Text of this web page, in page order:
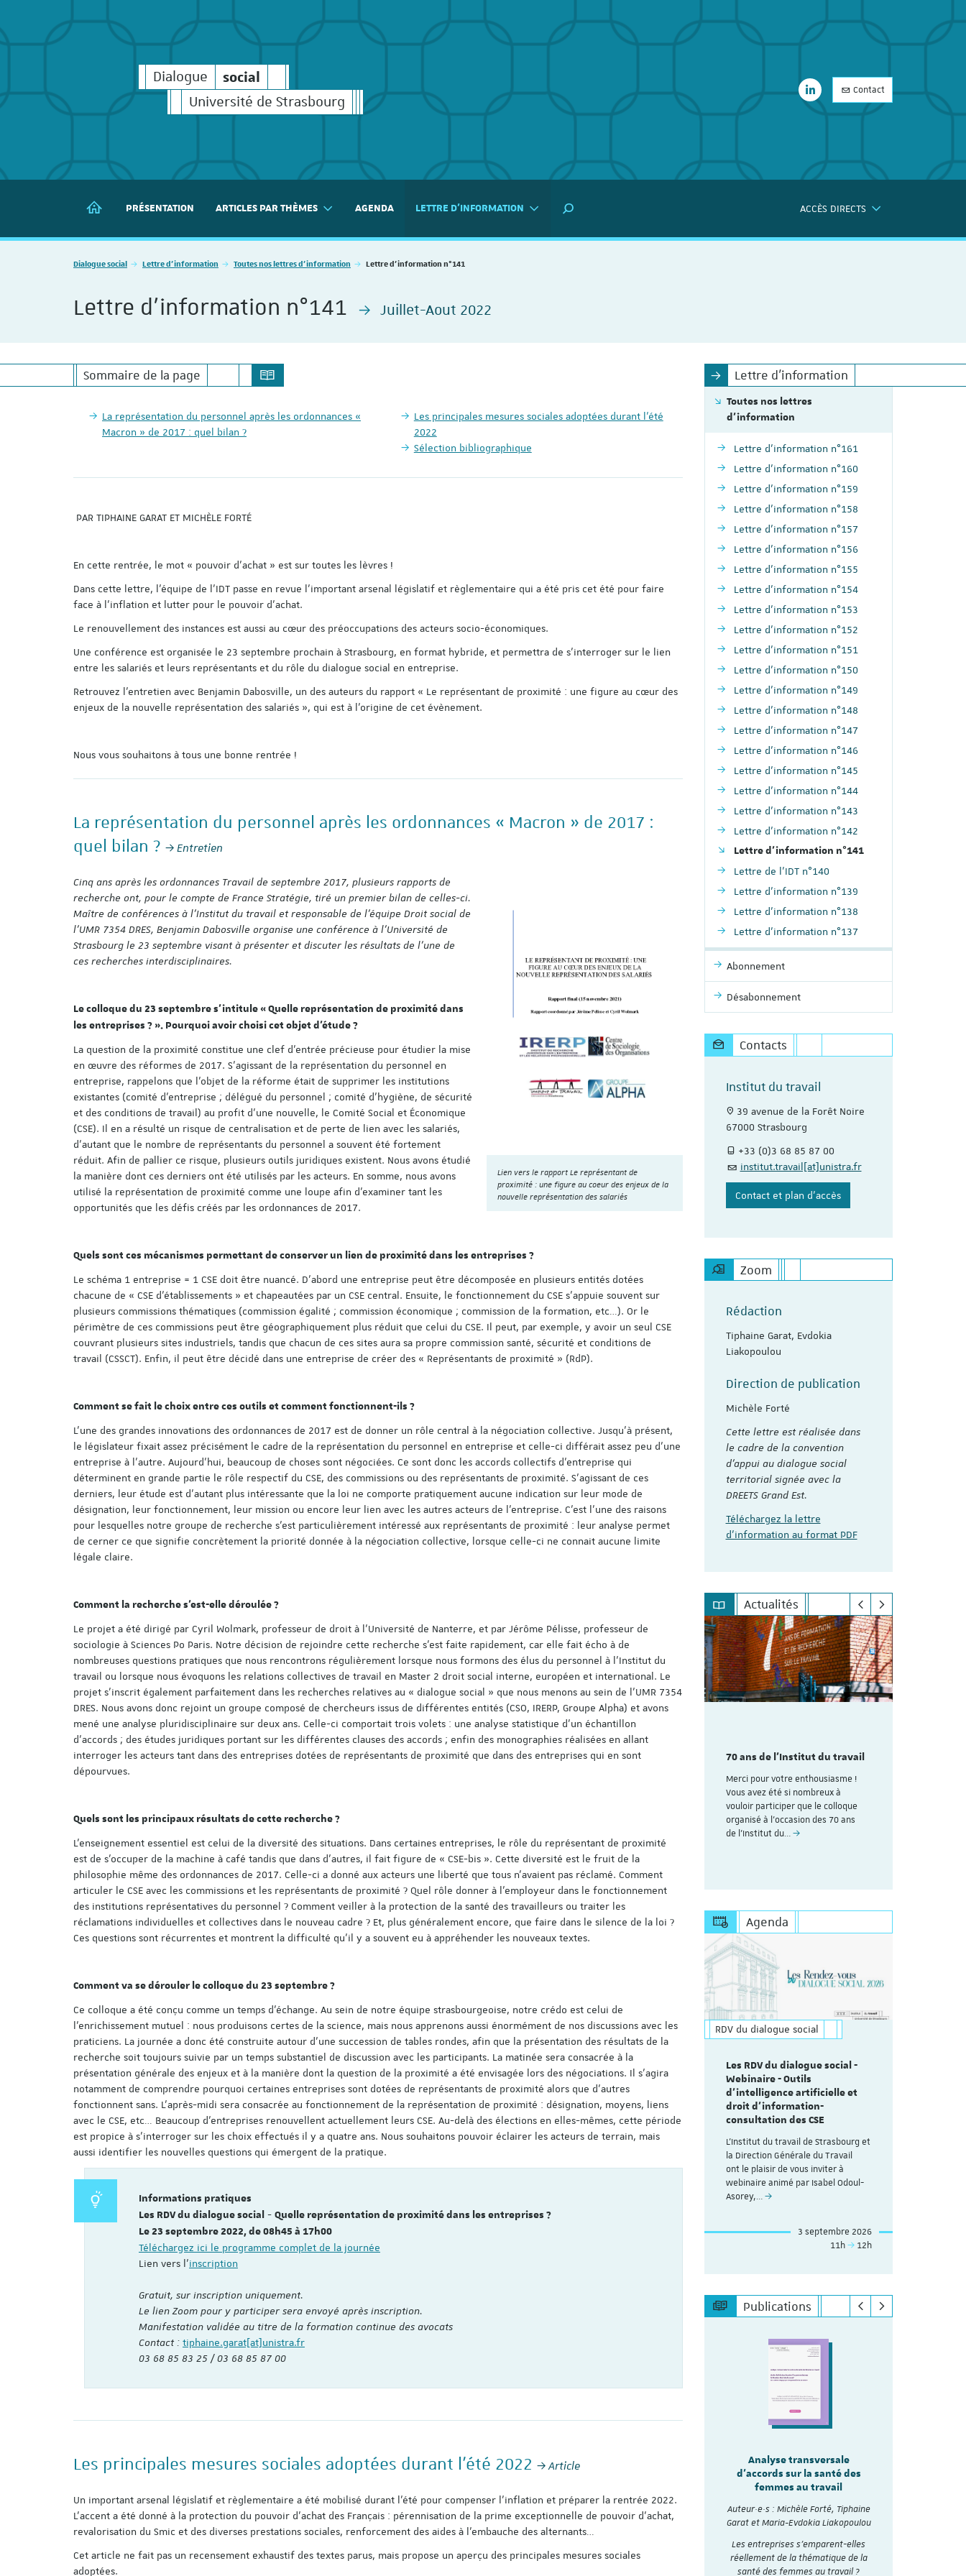
Dialogue social
social
Université de Strasbourg LinkedIn
Contact
DIALOGUE SOCIAL
PRÉSENTATION ARTICLES PAR THÈMES AGENDA LETTRE D'INFORMATION
MOTEUR DE RECHERCHE
ACCÈS DIRECTS
Dialogue social LinkedIn
Vous êtes ici :
Dialogue social Lettre d'information Toutes nos lettres d'information Lettre d'information n°141
Lettre d'information n°141 Juillet-Aout 2022
Sommaire de la page
La représentation du personnel après les ordonnances «
Macron » de 2017 : quel bilan ?
Les principales mesures sociales adoptées durant l’été
2022
Sélection bibliographique
PAR TIPHAINE GARAT ET MICHÈLE FORTÉ
En cette rentrée, le mot « pouvoir d’achat » est sur toutes les lèvres !
Dans cette lettre, l’équipe de l’IDT passe en revue l’important arsenal législatif et règlementaire qui a été pris cet été pour faire
face à l’inflation et lutter pour le pouvoir d’achat.
Le renouvellement des instances est aussi au cœur des préoccupations des acteurs socio-économiques.
Une conférence est organisée le 23 septembre prochain à Strasbourg, en format hybride, et permettra de s’interroger sur le lien
entre les salariés et leurs représentants et du rôle du dialogue social en entreprise.
Retrouvez l’entretien avec Benjamin Dabosville, un des auteurs du rapport « Le représentant de proximité : une figure au cœur des
enjeux de la nouvelle représentation des salariés », qui est à l’origine de cet évènement.
Nous vous souhaitons à tous une bonne rentrée !
La représentation du personnel après les ordonnances « Macron » de 2017 :
quel bilan ?
Entretien
Lien vers le rapport Le représentant de
proximité : une figure au coeur des enjeux de la
nouvelle représentation des salariés
Cinq ans après les ordonnances Travail de septembre 2017, plusieurs rapports de
recherche ont, pour le compte de France Stratégie, tiré un premier bilan de celles-ci.
Maître de conférences à l’Institut du travail et responsable de l’équipe Droit social de
l’UMR 7354 DRES, Benjamin Dabosville organise une conférence à l’Université de
Strasbourg le 23 septembre visant à présenter et discuter les résultats de l’une de
ces recherches interdisciplinaires.
Le colloque du 23 septembre s’intitule « Quelle représentation de proximité dans
les entreprises ? ». Pourquoi avoir choisi cet objet d’étude ?
La question de la proximité constitue une clef d’entrée précieuse pour étudier la mise
en œuvre des réformes de 2017. S’agissant de la représentation du personnel en
entreprise, rappelons que l’objet de la réforme était de supprimer les institutions
existantes (comité d’entreprise ; délégué du personnel ; comité d’hygiène, de sécurité
et des conditions de travail) au profit d’une nouvelle, le Comité Social et Économique
(CSE). Il en a résulté un risque de centralisation et de perte de lien avec les salariés,
d’autant que le nombre de représentants du personnel a souvent été fortement
réduit. Afin de pallier ce risque, plusieurs outils juridiques existent. Nous avons étudié
la manière dont ces derniers ont été utilisés par les acteurs. En somme, nous avons
utilisé la représentation de proximité comme une loupe afin d’examiner tant les
opportunités que les défis créés par les ordonnances de 2017.
Quels sont ces mécanismes permettant de conserver un lien de proximité dans les entreprises ?
Le schéma 1 entreprise = 1 CSE doit être nuancé. D’abord une entreprise peut être décomposée en plusieurs entités dotées
chacune de « CSE d’établissements » et chapeautées par un CSE central. Ensuite, le fonctionnement du CSE s’appuie souvent sur
plusieurs commissions thématiques (commission égalité ; commission économique ; commission de la formation, etc…). Or le
périmètre de ces commissions peut être géographiquement plus réduit que celui du CSE. Il peut, par exemple, y avoir un seul CSE
couvrant plusieurs sites industriels, tandis que chacun de ces sites aura sa propre commission santé, sécurité et conditions de
travail (CSSCT). Enfin, il peut être décidé dans une entreprise de créer des « Représentants de proximité » (RdP).
Comment se fait le choix entre ces outils et comment fonctionnent-ils ?
L’une des grandes innovations des ordonnances de 2017 est de donner un rôle central à la négociation collective. Jusqu’à présent,
le législateur fixait assez précisément le cadre de la représentation du personnel en entreprise et celle-ci différait assez peu d’une
entreprise à l’autre. Aujourd’hui, beaucoup de choses sont négociées. Ce sont donc les accords collectifs d’entreprise qui
déterminent en grande partie le rôle respectif du CSE, des commissions ou des représentants de proximité. S’agissant de ces
derniers, leur étude est d’autant plus intéressante que la loi ne comporte pratiquement aucune indication sur leur mode de
désignation, leur fonctionnement, leur mission ou encore leur lien avec les autres acteurs de l’entreprise. C’est l’une des raisons
pour lesquelles notre groupe de recherche s’est particulièrement intéressé aux représentants de proximité : leur analyse permet
de cerner ce que signifie concrètement la priorité donnée à la négociation collective, lorsque celle-ci ne connait aucune limite
légale claire.
Comment la recherche s’est-elle déroulée ?
Le projet a été dirigé par Cyril Wolmark, professeur de droit à l’Université de Nanterre, et par Jérôme Pélisse, professeur de
sociologie à Sciences Po Paris. Notre décision de rejoindre cette recherche s’est faite rapidement, car elle fait écho à de
nombreuses questions pratiques que nous rencontrons régulièrement lorsque nous formons des élus du personnel à l’Institut du
travail ou lorsque nous évoquons les relations collectives de travail en Master 2 droit social interne, européen et international. Le
projet s’inscrit également parfaitement dans les recherches relatives au « dialogue social » que nous menons au sein de l’UMR 7354
DRES. Nous avons donc rejoint un groupe composé de chercheurs issus de différentes entités (CSO, IRERP, Groupe Alpha) et avons
mené une analyse pluridisciplinaire sur deux ans. Celle-ci comportait trois volets : une analyse statistique d’un échantillon
d’accords ; des études juridiques portant sur les différentes clauses des accords ; enfin des monographies réalisées en allant
interroger les acteurs tant dans des entreprises dotées de représentants de proximité que dans des entreprises qui en sont
dépourvues.
Quels sont les principaux résultats de cette recherche ?
L’enseignement essentiel est celui de la diversité des situations. Dans certaines entreprises, le rôle du représentant de proximité
est de s’occuper de la machine à café tandis que dans d’autres, il fait figure de « CSE-bis ». Cette diversité est le fruit de la
philosophie même des ordonnances de 2017. Celle-ci a donné aux acteurs une liberté que tous n’avaient pas réclamé. Comment
articuler le CSE avec les commissions et les représentants de proximité ? Quel rôle donner à l’employeur dans le fonctionnement
des institutions représentatives du personnel ? Comment veiller à la protection de la santé des travailleurs ou traiter les
réclamations individuelles et collectives dans le nouveau cadre ? Et, plus généralement encore, que faire dans le silence de la loi ?
Ces questions sont récurrentes et montrent la difficulté qu’il y a souvent eu à appréhender les nouveaux textes.
Comment va se dérouler le colloque du 23 septembre ?
Ce colloque a été conçu comme un temps d’échange. Au sein de notre équipe strasbourgeoise, notre crédo est celui de
l’enrichissement mutuel : nous produisons certes de la science, mais nous apprenons aussi énormément de nos discussions avec les
praticiens. La journée a donc été construite autour d’une succession de tables rondes, afin que la présentation des résultats de la
recherche soit toujours suivie par un temps substantiel de discussion avec les participants. La matinée sera consacrée à la
présentation générale des enjeux et à la manière dont la question de la proximité a été envisagée lors des négociations. Il s’agira
notamment de comprendre pourquoi certaines entreprises sont dotées de représentants de proximité alors que d’autres
fonctionnent sans. L’après-midi sera consacrée au fonctionnement de la représentation de proximité : désignation, moyens, liens
avec le CSE, etc… Beaucoup d’entreprises renouvellent actuellement leurs CSE. Au-delà des élections en elles-mêmes, cette période
est propice à s’interroger sur les choix effectués il y a quatre ans. Nous souhaitons pouvoir éclairer les acteurs de terrain, mais
aussi identifier les nouvelles questions qui émergent de la pratique.
Informations pratiques
Les RDV du dialogue social - Quelle représentation de proximité dans les entreprises ?
Le 23 septembre 2022, de 08h45 à 17h00
Téléchargez ici le programme complet de la journée
Lien vers l'inscription
Gratuit, sur inscription uniquement.
Le lien Zoom pour y participer sera envoyé après inscription.
Manifestation validée au titre de la formation continue des avocats
Contact : tiphaine.garat[at]unistra.fr
03 68 85 83 25 / 03 68 85 87 00
Les principales mesures sociales adoptées durant l’été 2022 Article
Un important arsenal législatif et règlementaire a été mobilisé durant l’été pour compenser l’inflation et préparer la rentrée 2022.
L’accent a été donné à la protection du pouvoir d’achat des Français : pérennisation de la prime exceptionnelle de pouvoir d’achat,
revalorisation du Smic et des diverses prestations sociales, renforcement des aides à l’embauche des alternants…
Cet article ne fait pas un recensement exhaustif des textes parus, mais propose un aperçu des principales mesures sociales
adoptées.
Lettre d'information
Toutes nos lettres
d'information
Lettre d'information n°161
Lettre d'information n°160
Lettre d'information n°159
Lettre d'information n°158
Lettre d'information n°157
Lettre d'information n°156
Lettre d'information n°155
Lettre d'information n°154
Lettre d'information n°153
Lettre d'information n°152
Lettre d'information n°151
Lettre d'information n°150
Lettre d'information n°149
Lettre d'information n°148
Lettre d'information n°147
Lettre d'information n°146
Lettre d'information n°145
Lettre d'information n°144
Lettre d'information n°143
Lettre d'information n°142
Lettre d'information n°141
Lettre de l'IDT n°140
Lettre d'information n°139
Lettre d'information n°138
Lettre d'information n°137
Abonnement
Désabonnement
Contacts
Institut du travail
39 avenue de la Forêt Noire
67000 Strasbourg
+33 (0)3 68 85 87 00
institut.travail[at]unistra.fr
Contact et plan d'accès
Zoom
Rédaction
Tiphaine Garat, Evdokia
Liakopoulou
Direction de publication
Michèle Forté
Cette lettre est réalisée dans
le cadre de la convention
d’appui au dialogue social
territorial signée avec la
DREETS Grand Est.
Téléchargez la lettre
d'information au format PDF
Actualités
Découvrez le programme du
colloque pluridisciplinaire
organisé à l'occasion des 70
s'inscrire à nouveau) :
https://applicatio…
70 ans de l'Institut du travail
Merci pour votre enthousiasme !
Vous avez été si nombreux à
vouloir participer que le colloque
organisé à l'occasion des 70 ans
de l’Institut du…
Agenda
RDV du dialogue social
Les RDV du dialogue social -
Webinaire - Outils
d’intelligence artificielle et
droit d’information-
consultation des CSE
L'Institut du travail de Strasbourg et
la Direction Générale du Travail
ont le plaisir de vous inviter à
webinaire animé par Isabel Odoul-
Asorey,…
3 septembre 2026
11h
12h
Publications
d'accords sur l'égalité
femmes et les hommes
Auteur·e·s : Michèle Forte, Tiphaine
Garat et Maria-Evdokia Liakopoulou
A travers l’étude de 24 accords
Analyse transversale
d'accords sur la santé des
femmes au travail
Auteur·e·s : Michèle Forté, Tiphaine
Garat et Maria-Evdokia Liakopoulou
Les entreprises s’emparent-elles
réellement de la thématique de la
santé des femmes au travail ?